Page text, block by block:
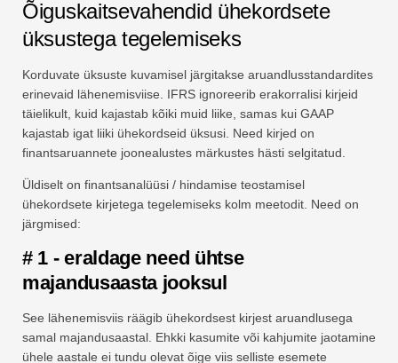
Õiguskaitsevahendid ühekordsete
üksustega tegelemiseks
Korduvate üksuste kuvamisel järgitakse aruandlusstandardites
erinevaid lähenemisviise. IFRS ignoreerib erakorralisi kirjeid
täielikult, kuid kajastab kõiki muid liike, samas kui GAAP
kajastab igat liiki ühekordseid üksusi. Need kirjed on
finantsaruannete joonealustes märkustes hästi selgitatud.
Üldiselt on finantsanalüüsi / hindamise teostamisel
ühekordsete kirjetega tegelemiseks kolm meetodit. Need on
järgmised:
# 1 - eraldage need ühtse
majandusaasta jooksul
See lähenemisviis räägib ühekordsest kirjest aruandlusega
samal majandusaastal. Ehkki kasumite või kahjumite jaotamine
ühele aastale ei tundu olevat õige viis selliste esemete